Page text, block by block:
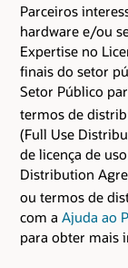
Parceiros
hardware e/ou
Expertise no
finais do setor
Setor Público
termos de
(Full Use
de licença de
Distribution
ou termos de
com a Ajuda ao
para obter mais